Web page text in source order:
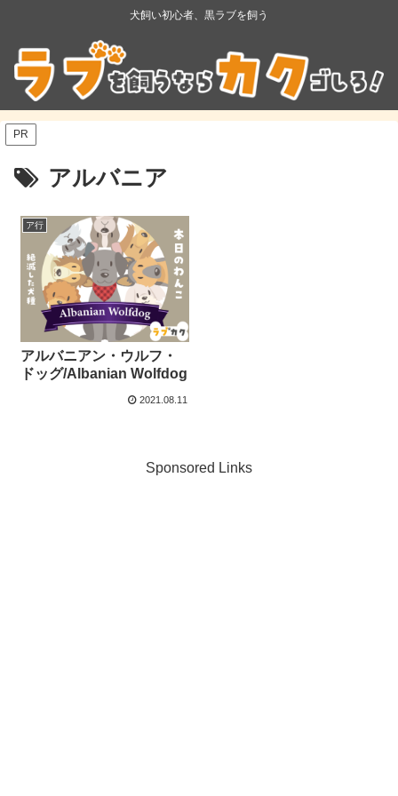
犬飼い初心者、黒ラブを飼う
PR
アルバニア
ア行
アルバニアン・ウルフ・
ドッグ/Albanian Wolfdog
2021.08.11
Sponsored Links